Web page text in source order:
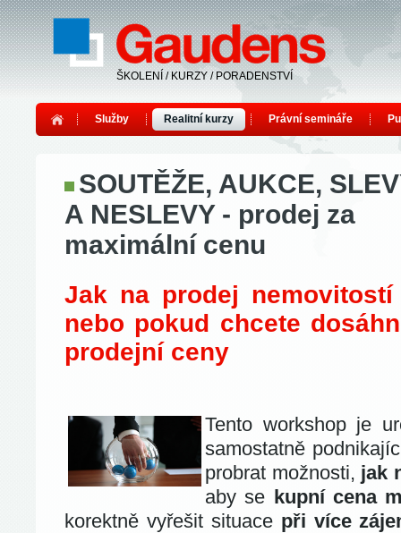
ŠKOLENÍ / KURZY / PORADENSTVÍ
Služby Realitní kurzy Právní semináře
SOUTĚŽE, AUKCE,
A NESLEVY - prodej za
maximální cenu
Jak na prodej
nebo pokud chcete
prodejní ceny
Tento workshop je
samostatně
probrat možnosti, jak
aby se kupní cena
korektně vyřešit situace při více